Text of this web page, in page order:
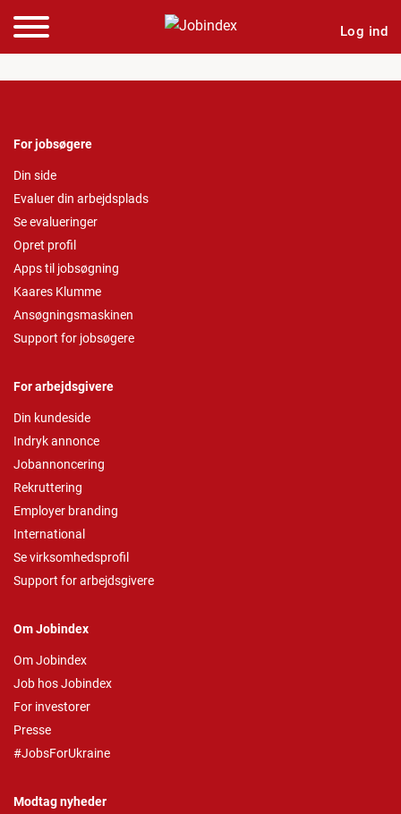
Log ind
For jobsøgere
Din side
Evaluer din arbejdsplads
Se evalueringer
Opret profil
Apps til jobsøgning
Kaares Klumme
Ansøgningsmaskinen
Support for jobsøgere
For arbejdsgivere
Din kundeside
Indryk annonce
Jobannoncering
Rekruttering
Employer branding
International
Se virksomhedsprofil
Support for arbejdsgivere
Om Jobindex
Om Jobindex
Job hos Jobindex
For investorer
Presse
#JobsForUkraine
Modtag nyheder